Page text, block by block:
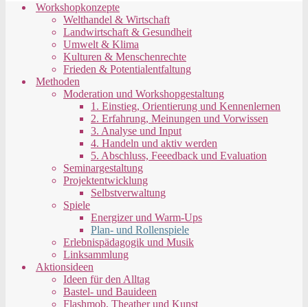
Workshopkonzepte
Welthandel & Wirtschaft
Landwirtschaft & Gesundheit
Umwelt & Klima
Kulturen & Menschenrechte
Frieden & Potentialentfaltung
Methoden
Moderation und Workshopgestaltung
1. Einstieg, Orientierung und Kennenlernen
2. Erfahrung, Meinungen und Vorwissen
3. Analyse und Input
4. Handeln und aktiv werden
5. Abschluss, Feeedback und Evaluation
Seminargestaltung
Projektentwicklung
Selbstverwaltung
Spiele
Energizer und Warm-Ups
Plan- und Rollenspiele
Erlebnispädagogik und Musik
Linksammlung
Aktionsideen
Ideen für den Alltag
Bastel- und Bauideen
Flashmob, Theather und Kunst